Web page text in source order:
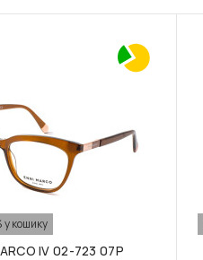
у кошику
IV 02-723 07P